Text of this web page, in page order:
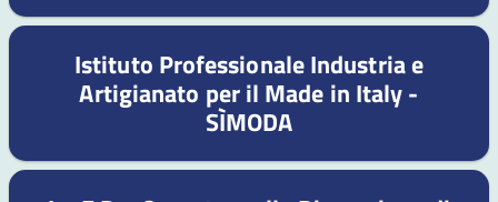
Istituto Professionale Industria e
Artigianato per il Made in Italy -
SÌMODA